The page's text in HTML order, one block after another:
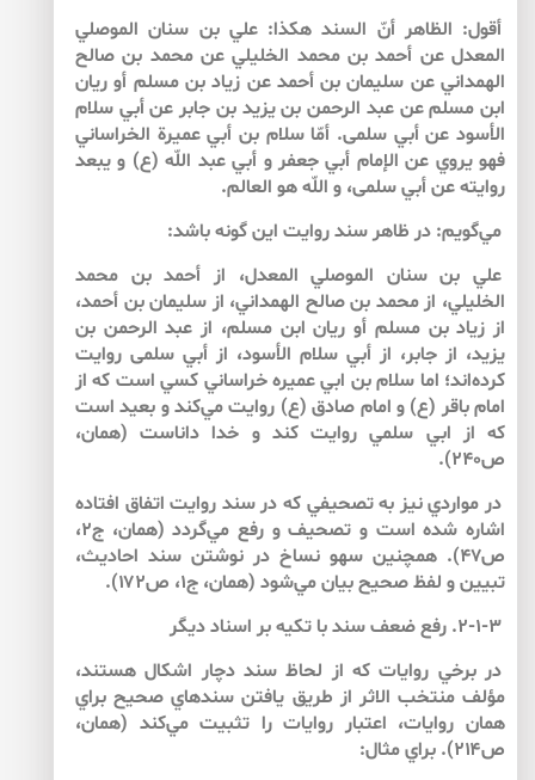
أقول: الظاهر أنّ السند هكذا: علي بن سنان الموصلي
المعدل عن أحمد بن محمد الخليلي عن محمد بن صالح
الهمداني عن سليمان بن أحمد عن زياد بن مسلم أو ريان
ابن مسلم عن عبد الرحمن بن يزيد بن جابر عن أبي سلام
الأسود عن أبي سلمى. أمّا سلام بن أبي عميرة الخراساني
فهو يروي عن الإمام أبي جعفر و أبي عبد اللّه (ع) و يبعد
روايته عن أبي سلمى، و اللّه هو العالم.
مي‌‌گويم: در ظاهر سند روايت اين گونه باشد:
علي بن سنان الموصلي المعدل، از أحمد بن محمد
الخليلي، از محمد بن صالح الهمداني، از سليمان بن أحمد،
از زياد بن مسلم أو ريان ابن مسلم، از عبد الرحمن بن
يزيد، از جابر، از أبي سلام الأسود، از أبي سلمى روايت
كرده‌اند؛ اما سلام بن ابي عميره خراساني كسي است كه از
امام باقر (ع) و امام صادق (ع) روايت مي‌‌كند و بعيد است
كه از ابي سلمي روايت كند و خدا داناست (همان،
ص۲۴۰).
در مواردي نيز به تصحيفي كه در سند روايت اتفاق افتاده
اشاره شده است و تصحيف و رفع مي‌‌گردد (همان، ج‏۲،
ص۴۷). همچنين سهو نساخ در نوشتن سند احاديث،
تبيين و لفظ صحيح بيان مي‌‌شود (همان، ج‏۱، ص۱۷۲).
۲-۱-۳. رفع ضعف سند با تكيه بر اسناد ديگر
در برخي روايات كه از لحاظ سند دچار اشكال هستند،
مؤلف منتخب الاثر از طريق يافتن سندهاي صحيح براي
همان روايات، اعتبار روايات را تثبيت مي‌‌كند (همان،
ص۲۱۴). براي مثال: